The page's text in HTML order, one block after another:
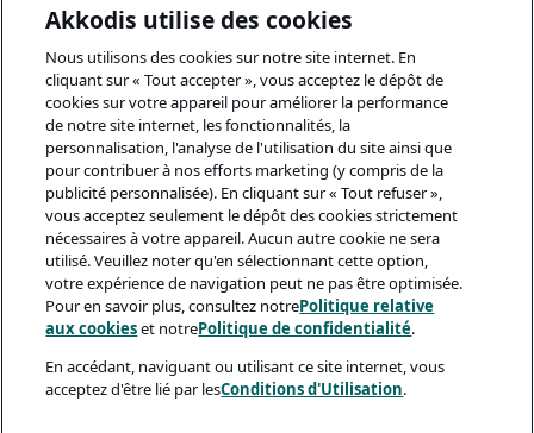
Akkodis utilise des cookies
Nous utilisons des cookies sur notre site internet. En
cliquant sur « Tout accepter », vous acceptez le dépôt de
cookies sur votre appareil pour améliorer la performance
de notre site internet, les fonctionnalités, la
personnalisation, l'analyse de l'utilisation du site ainsi que
pour contribuer à nos efforts marketing (y compris de la
publicité personnalisée). En cliquant sur « Tout refuser »,
vous acceptez seulement le dépôt des cookies strictement
nécessaires à votre appareil. Aucun autre cookie ne sera
utilisé. Veuillez noter qu'en sélectionnant cette option,
votre expérience de navigation peut ne pas être optimisée.
Pour en savoir plus, consultez notrePolitique relative
aux cookieset notrePolitique de confidentialité.
En accédant, naviguant ou utilisant ce site internet, vous
acceptez d'être lié par lesConditions d'Utilisation.